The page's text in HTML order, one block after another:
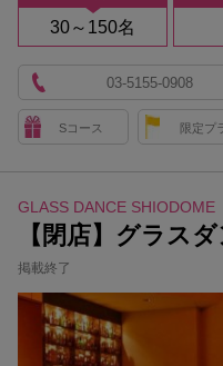
30～150名
Sコース 限定プ
03-5155-0908
GLASS DANCE SHIODOME
【閉店】グラス
掲載終了